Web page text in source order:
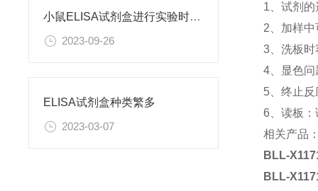
小鼠ELISA试剂盒进行实验时需要注意什么呢？
2023-09-26
ELISA试剂盒种类繁多
2023-03-07
1、试剂
2、加样
3、洗板
4、显色
5、终止
6、读板
相关产品
BLL-
BLL-